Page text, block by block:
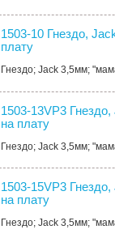
1503-10 Гнездо,
плату
Гнездо; Jack 3,5мм;
1503-13VP3
на плату
Гнездо; Jack 3,5мм;
1503-15VP3
на плату
Гнездо; Jack 3,5мм;